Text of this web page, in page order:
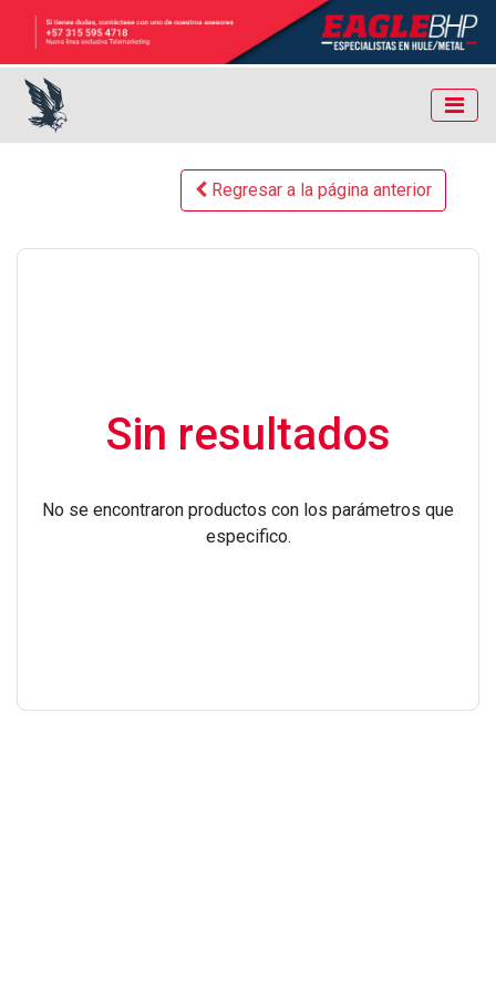
Regresar a la página anterior
Sin resultados
No se encontraron productos con los parámetros que
especifico.